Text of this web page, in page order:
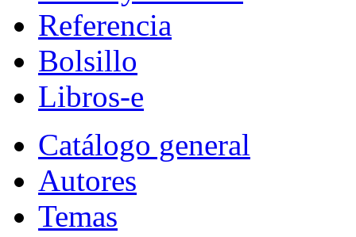
Referencia
Bolsillo
Libros-e
Catálogo general
Autores
Temas